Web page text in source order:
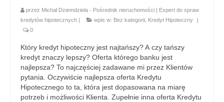
przez Michał Dziemdziela - Pośrednik nieruchomości | Expert do spraw
kredytów hipotecznych | wpis w: Bez kategorii Kredyt Hipoteczny
|
0
Który kredyt hipoteczny jest najtańszy? A czy tańszy
kredyt znaczy lepszy? Oferta którego banku jest
najlepsza? To najczęściej zadawane mi przez Klientów
pytania. Oczywiście najlepsza oferta Kredytu
Hipotecznego to ta, która jest dopasowana na miarę
potrzeb i możliwości Klienta. Zupełnie inna oferta Kredytu